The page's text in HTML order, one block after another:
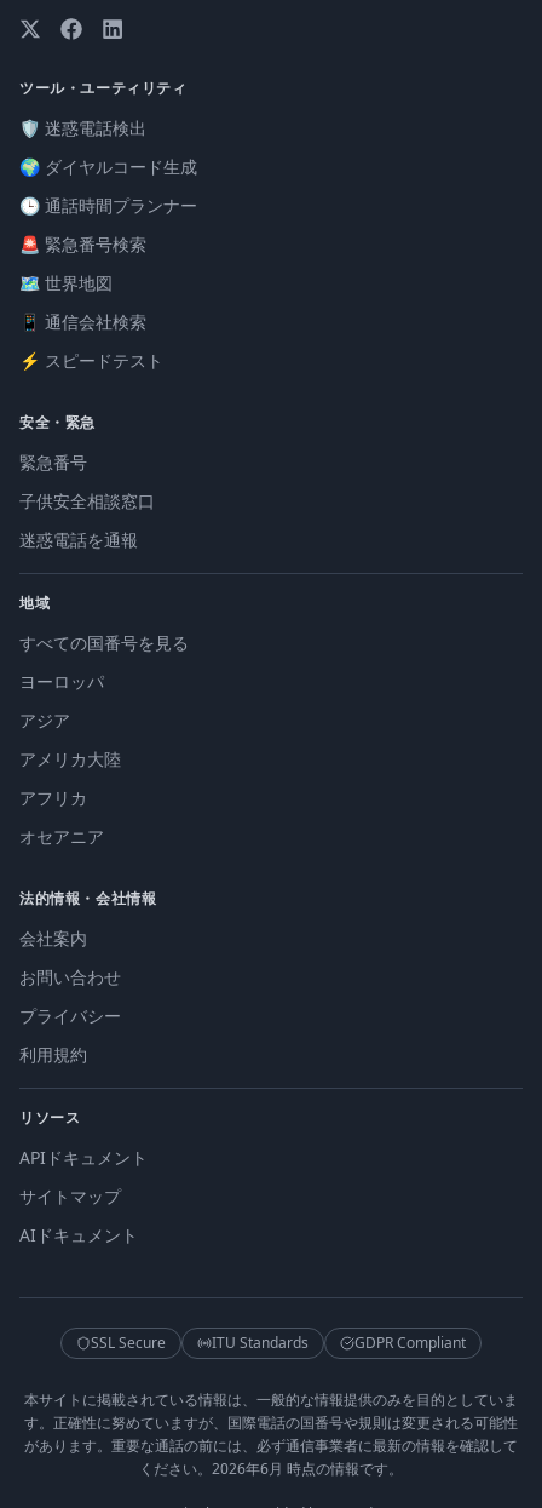
ツール・ユーティリティ
🛡️ 迷惑電話検出
🌍 ダイヤルコード生成
🕒 通話時間プランナー
🚨 緊急番号検索
🗺️ 世界地図
📱 通信会社検索
⚡ スピードテスト
安全・緊急
緊急番号
子供安全相談窓口
迷惑電話を通報
地域
すべての国番号を見る
ヨーロッパ
アジア
アメリカ大陸
アフリカ
オセアニア
法的情報・会社情報
会社案内
お問い合わせ
プライバシー
利用規約
リソース
APIドキュメント
サイトマップ
AIドキュメント
SSL Secure ITU Standards GDPR Compliant
本サイトに掲載されている情報は、一般的な情報提供のみを目的としていま
す。正確性に努めていますが、国際電話の国番号や規則は変更される可能性
があります。重要な通話の前には、必ず通信事業者に最新の情報を確認して
ください。2026年6月 時点の情報です。